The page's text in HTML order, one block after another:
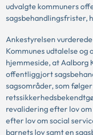
udvalgte kommuners
sagsbehandlingsfrister,
Ankestyrelsen
Kommunes udtalelse og
hjemmeside, at Aalborg
offentliggjort
sagsområder, som følger
revalidering efter lov
efter lov om social
barnets lov samt en